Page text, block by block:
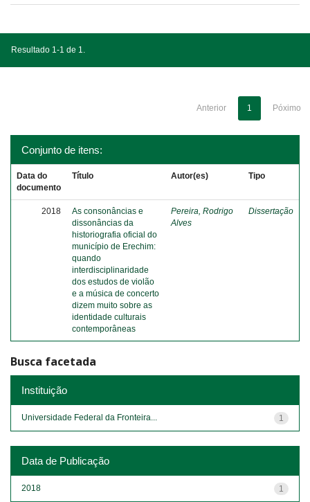
Resultado 1-1 de 1.
Anterior 1 Póximo
Conjunto de itens:
Data do
documento
Título Autor(es) Tipo
2018
As consonâncias e
dissonâncias da
historiografia oficial do
município de Erechim:
quando
interdisciplinaridade
dos estudos de violão
e a música de concerto
dizem muito sobre as
identidade culturais
contemporâneas
Pereira, Rodrigo
Alves
Dissertação
Busca facetada
Instituição
1
Universidade Federal da Fronteira...
Data de Publicação
1
2018